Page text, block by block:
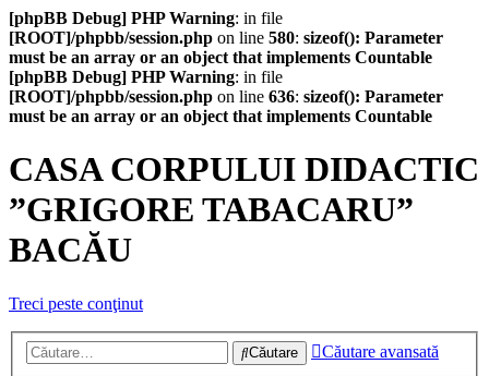
[phpBB Debug] PHP Warning: in file
[ROOT]/phpbb/session.php on line 580: sizeof(): Parameter
must be an array or an object that implements Countable
[phpBB Debug] PHP Warning: in file
[ROOT]/phpbb/session.php on line 636: sizeof(): Parameter
must be an array or an object that implements Countable
CASA CORPULUI DIDACTIC
”GRIGORE TABACARU”
BACĂU
Treci peste conţinut
Căutare Căutare avansată